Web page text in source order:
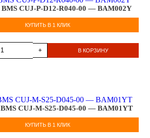
CUJ-P-D12-R040-00 — BAM002Y
КУПИТЬ В 1 КЛИК
+ В КОРЗИНУ
CUJ-M-S25-D045-00 — BAM01YT
КУПИТЬ В 1 КЛИК